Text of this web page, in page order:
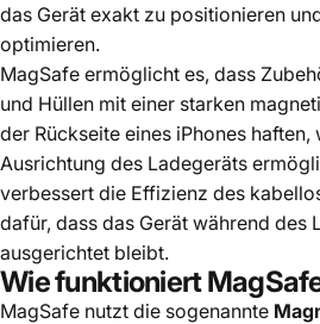
das Gerät exakt zu positionieren
optimieren.
MagSafe ermöglicht es, dass
und Hüllen mit einer starken
der Rückseite eines iPhones
Ausrichtung des Ladegeräts
verbessert die Effizienz des
dafür, dass das Gerät während des
ausgerichtet bleibt.
Wie funktioniert
MagSafe nutzt die sogenannte